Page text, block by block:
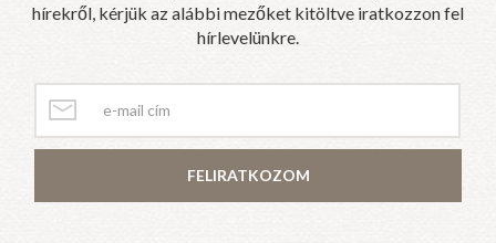
hírekről, kérjük az alábbi mezőket kitöltve iratkozzon fel
hírlevelünkre.
FELIRATKOZOM